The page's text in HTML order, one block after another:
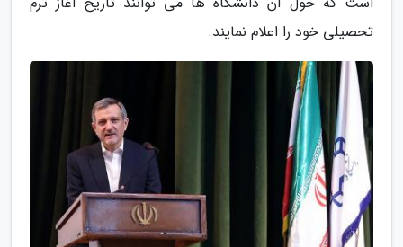
تحصیلی خود را اعلام نمایند.